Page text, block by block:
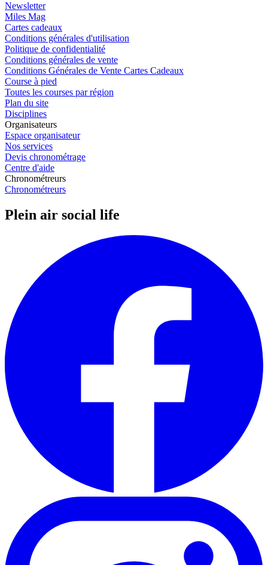
Newsletter
Miles Mag
Cartes cadeaux
Conditions générales d'utilisation
Politique de confidentialité
Conditions générales de vente
Conditions Générales de Vente Cartes Cadeaux
Course à pied
Toutes les courses par région
Plan du site
Disciplines
Organisateurs
Espace organisateur
Nos services
Devis chronométrage
Centre d'aide
Chronométreurs
Chronométreurs
Plein air social life